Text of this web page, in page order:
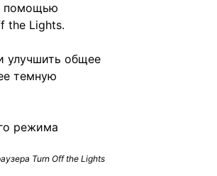
помощью
the Lights.
улучшить общее
темную
Turn Off the Lights